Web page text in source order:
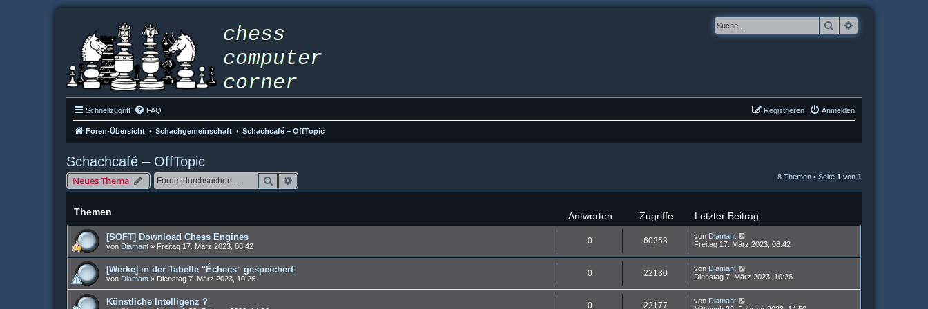
Suche
Schnellzugriff FAQ Anmelden
Registrieren
Foren-Übersicht Schachgemeinschaft Schachcafé – OffTopic
Schachcafé – OffTopic
Neues Thema Suche 8 Themen • Seite 1 von 1
Themen Antworten Zugriffe Letzter Beitrag
[SOFT] Download Chess Engines
von Diamant » Freitag 17. März 2023, 08:42
0 60253 von Diamant
Freitag 17. März 2023, 08:42
[Werke] in der Tabelle "Échecs" gespeichert
von Diamant » Dienstag 7. März 2023, 10:26
0 22130 von Diamant
Dienstag 7. März 2023, 10:26
Künstliche Intelligenz ? 0 22177 von Diamant